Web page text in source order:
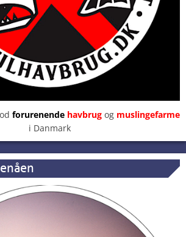
forurenendehavbrugog muslingefarme
i Danmark